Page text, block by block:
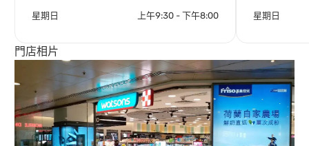
星期日 上午9:30 - 下午8:00 星期日
門店相片